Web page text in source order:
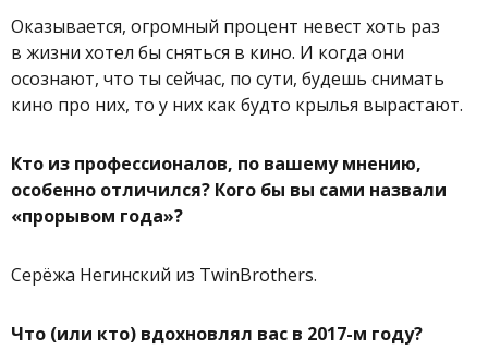
Оказывается, огромный процент невест хоть раз
в жизни хотел бы сняться в кино. И когда они
осознают, что ты сейчас, по сути, будешь снимать
кино про них, то у них как будто крылья вырастают.
Кто из профессионалов, по вашему мнению,
особенно отличился? Кого бы вы сами назвали
«прорывом года»?
Серёжа Негинский из TwinBrothers.
Что (или кто) вдохновлял вас в 2017-м году?